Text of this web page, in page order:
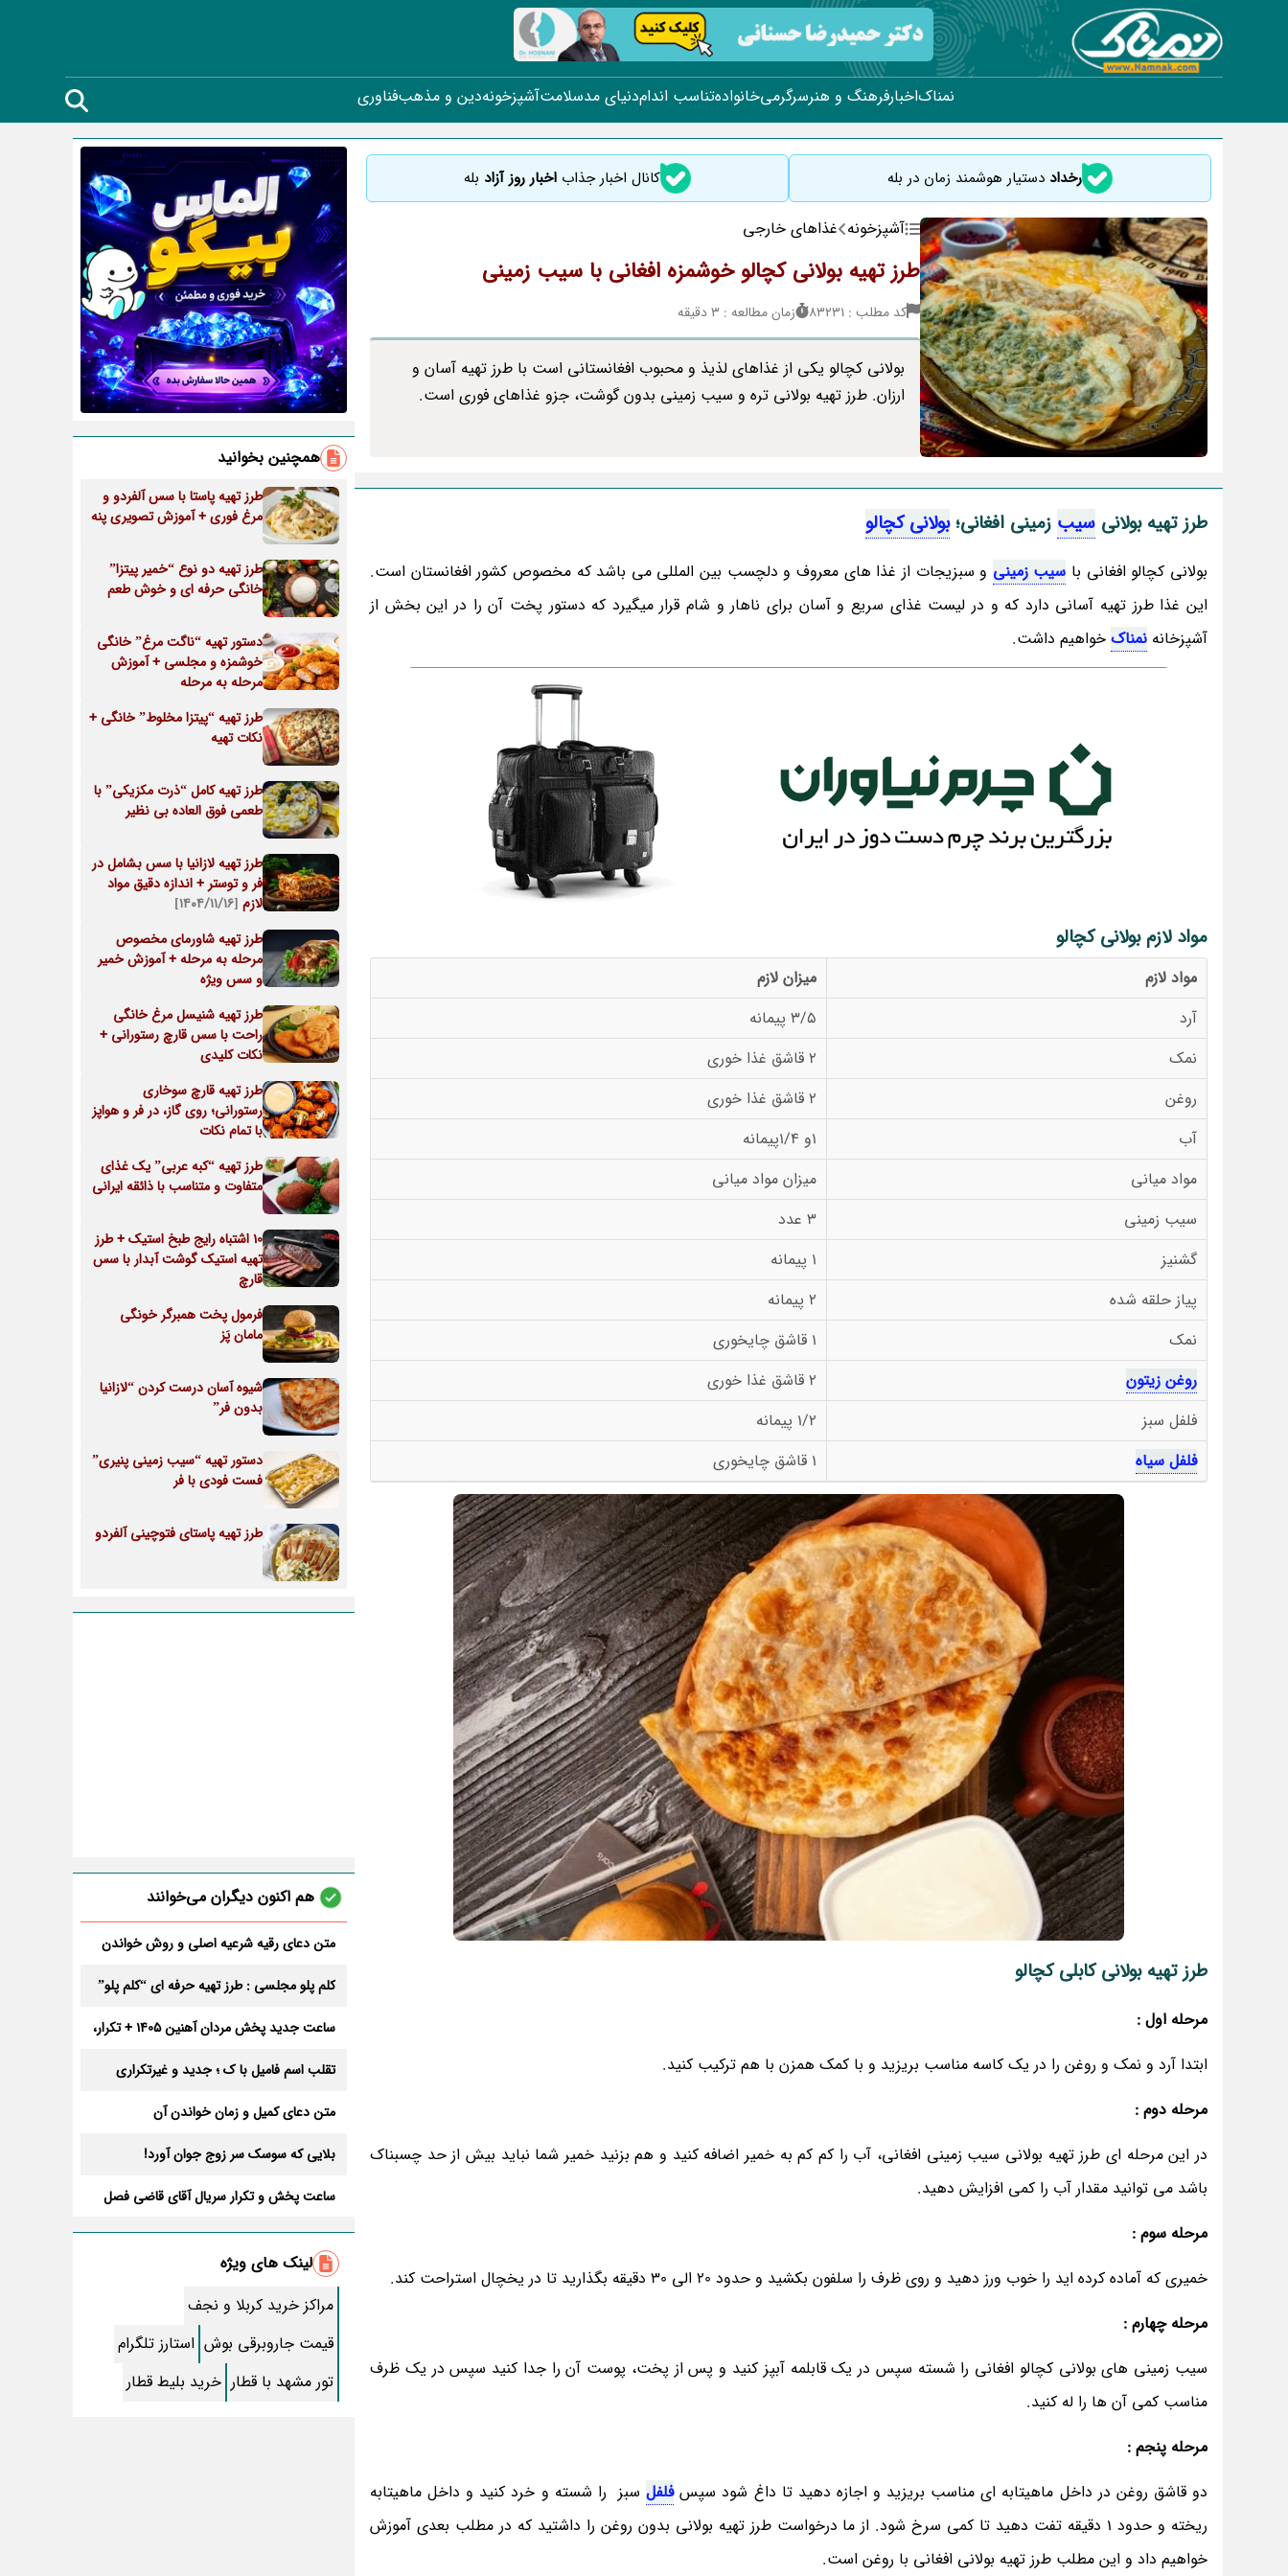
نمناکاخبارفرهنگ و هنرسرگرمیخانوادهتناسب اندامدنیای مدسلامتآشپزخونهدین و مذهبفناوری
رخداد دستیار هوشمند زمان در بله کانال اخبار جذاب اخبار روز آزاد بله
آشپزخونه غذاهای خارجی
طرز تهیه بولانی کچالو خوشمزه افغانی با سیب زمینی
کد مطلب : 83231 زمان مطالعه : 3 دقیقه
بولانی کچالو یکی از غذاهای لذیذ و محبوب افغانستانی است با طرز تهیه آسان و
ارزان. طرز تهیه بولانی تره و سیب زمینی بدون گوشت، جزو غذاهای فوری است.
طرز تهیه بولانی سیب زمینی افغانی؛بولانی کچالو
بولانی کچالو افغانی با سیب زمینی و سبزیجات از غذا های معروف و دلچسب بین المللی می باشد که مخصوص کشور افغانستان است.
این غذا طرز تهیه آسانی دارد که و در لیست غذای سریع و آسان برای ناهار و شام قرار میگیرد که دستور پخت آن را در این بخش از
آشپزخانه نمناک خواهیم داشت.
مواد لازم بولانی کچالو
مواد لازم
میزان لازم
آرد
3/5 پیمانه
نمک
2 قاشق غذا خوری
روغن
2 قاشق غذا خوری
آب
1و 1/4پیمانه
مواد میانی
میزان مواد میانی
سیب زمینی
3 عدد
گشنیز
1 پیمانه
پیاز حلقه شده
2 پیمانه
نمک
1 قاشق چایخوری
روغن زیتون
2 قاشق غذا خوری
فلفل سبز
1/2 پیمانه
فلفل سیاه
1 قاشق چایخوری
طرز تهیه بولانی کابلی کچالو
مرحله اول :
ابتدا آرد و نمک و روغن را در یک کاسه مناسب بریزید و با کمک همزن با هم ترکیب کنید.
مرحله دوم :
در این مرحله ای طرز تهیه بولانی سیب زمینی افغانی، آب را کم کم به خمیر اضافه کنید و هم بزنید خمیر شما نباید بیش از حد چسبناک
باشد می توانید مقدار آب را کمی افزایش دهید.
مرحله سوم :
خمیری که آماده کرده اید را خوب ورز دهید و روی ظرف را سلفون بکشید و حدود 20 الی 30 دقیقه بگذارید تا در یخچال استراحت کند.
مرحله چهارم :
سیب زمینی های بولانی کچالو افغانی را شسته سپس در یک قابلمه آبپز کنید و پس از پخت، پوست آن را جدا کنید سپس در یک ظرف
مناسب کمی آن ها را له کنید.
مرحله پنجم :
دو قاشق روغن در داخل ماهیتابه ای مناسب بریزید و اجازه دهید تا داغ شود سپسفلفلسبز را شسته و خرد کنید و داخل ماهیتابه
ریخته و حدود 1 دقیقه تفت دهید تا کمی سرخ شود. از ما درخواست طرز تهیه بولانی بدون روغن را داشتید که در مطلب بعدی آموزش
خواهیم داد و این مطلب طرز تهیه بولانی افغانی با روغن است.
همچنین بخوانید
طرز تهیه پاستا با سس آلفردو و
مرغ فوری + آموزش تصویری پنه
طرز تهیه دو نوع “خمیر پیتزا”
خانگی حرفه ای و خوش طعم
دستور تهیه “ناگت مرغ” خانگی
خوشمزه و مجلسی + آموزش
مرحله به مرحله
طرز تهیه “پیتزا مخلوط” خانگی +
نکات تهیه
طرز تهیه کامل “ذرت مکزیکی” با
طعمی فوق العاده بی نظیر
طرز تهیه لازانیا با سس بشامل در
فر و توستر + اندازه دقیق مواد
لازم [۱۴۰۴/۱۱/۱۶]
طرز تهیه شاورمای مخصوص
مرحله به مرحله + آموزش خمیر
و سس ویژه
طرز تهیه شنیسل مرغ خانگی
راحت با سس قارچ رستورانی +
نکات کلیدی
طرز تهیه قارچ سوخاری
رستورانی؛ روی گاز، در فر و هواپز
با تمام نکات
طرز تهیه “کبه عربی” یک غذای
متفاوت و متناسب با ذائقه ایرانی
10 اشتباه رایج طبخ استیک + طرز
تهیه استیک گوشت آبدار با سس
قارچ
فرمول پخت همبرگر خونگی
مامان پَز
شیوه آسان درست کردن “لازانیا
بدون فر”
دستور تهیه “سیب زمینی پنیری”
فست فودی با فر
طرز تهیه پاستای فتوچینی آلفردو
هم اکنون دیگران می‌خوانند
متن دعای رقیه شرعیه اصلی و روش خواندن
کلم پلو مجلسی : طرز تهیه حرفه ای “کلم پلو”
ساعت جدید پخش مردان آهنین 1405 + تکرار،
تقلب اسم فامیل با ک ؛ جدید و غیرتکراری
متن دعای کمیل و زمان خواندن آن
بلایی که سوسک سر زوج جوان آورد!
ساعت پخش و تکرار سریال آقای قاضی فصل
طرز تهیه سالاد ماکارونی خانگی خوشمزه و
لذیذ + آموزش تصویری
طرز تهیه پاستا با سس آلفردو و مرغ فوری +
آموزش تصویری پنه
جواب کامل اسم فامیل با “س”
ماه قرمز نشانه آخر دنیا در آسمان ظاهر شد !
جملات زیبا برای بهترین پدر دنیا
لینک های ویژه
مراکز خرید کربلا و نجف
قیمت جاروبرقی بوش استارز تلگرام
تور مشهد با قطار خرید بلیط قطار